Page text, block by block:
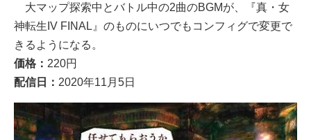
大マップ探索中とバトル中の2曲のBGMが、『真・女
神転生IV FINAL』のものにいつでもコンフィグで変更で
きるようになる。
価格： 220円
配信日： 2020年11月5日